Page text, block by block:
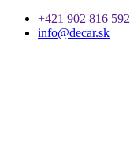
+421 902 816 592
info@decar.sk